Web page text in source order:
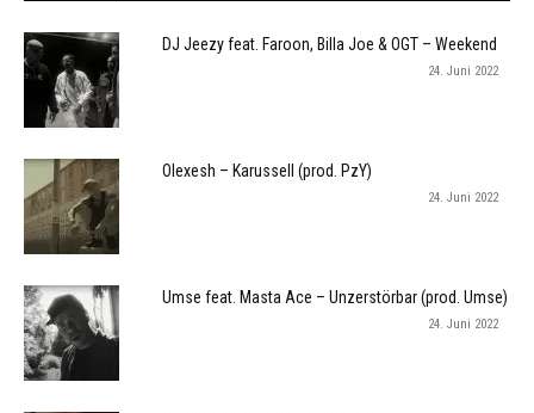
DJ Jeezy feat. Faroon, Billa Joe & OGT – Weekend
24. Juni 2022
Olexesh – Karussell (prod. PzY)
24. Juni 2022
Umse feat. Masta Ace – Unzerstörbar (prod. Umse)
24. Juni 2022